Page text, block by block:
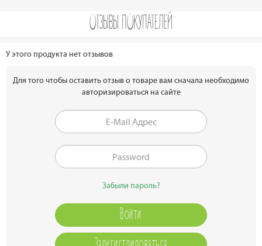
ОТЗЫВЫ ПОКУПАТЕЛЕЙ
У этого продукта нет отзывов
Для того чтобы оставить отзыв о товаре вам сначала необходимо
авторизироваться на сайте
Забыли пароль?